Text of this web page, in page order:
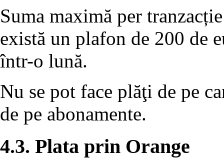
Suma maximă per
există un plafon de 200 de
într-o lună.
Nu se pot face plăţi de pe
de pe abonamente.
4.3. Plata prin Orange